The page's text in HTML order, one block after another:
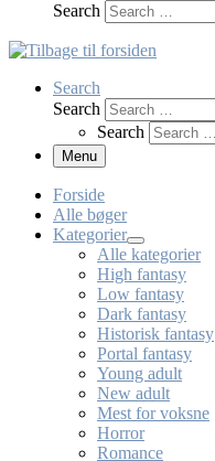
Search
Search
Search
Search
Menu
Forside
Alle bøger
Kategorier
Alle kategorier
High fantasy
Low fantasy
Dark fantasy
Historisk fantasy
Portal fantasy
Young adult
New adult
Mest for voksne
Horror
Romance